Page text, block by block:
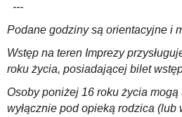
---
Podane godziny są orientacyjne i
Wstęp na teren Imprezy
roku życia, posiadającej bilet
Osoby poniżej 16 roku życia
wyłącznie pod opieką rodzica